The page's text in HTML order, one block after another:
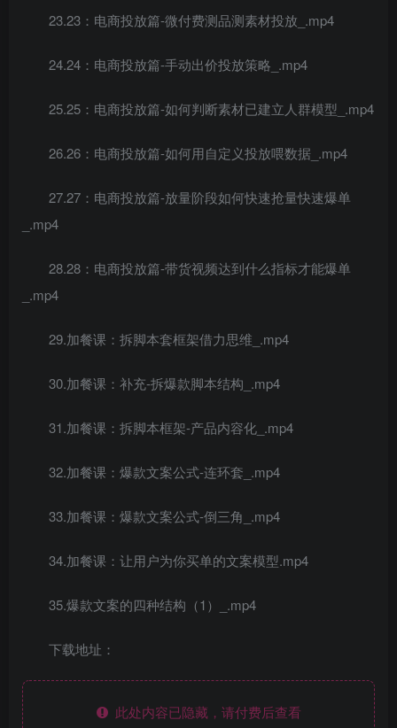
23.23：电商投放篇-微付费测品测素材投放_.mp4
24.24：电商投放篇-手动出价投放策略_.mp4
25.25：电商投放篇-如何判断素材已建立人群模型_.mp4
26.26：电商投放篇-如何用自定义投放喂数据_.mp4
27.27：电商投放篇-放量阶段如何快速抢量快速爆单
_.mp4
28.28：电商投放篇-带货视频达到什么指标才能爆单
_.mp4
29.加餐课：拆脚本套框架借力思维_.mp4
30.加餐课：补充-拆爆款脚本结构_.mp4
31.加餐课：拆脚本框架-产品内容化_.mp4
32.加餐课：爆款文案公式-连环套_.mp4
33.加餐课：爆款文案公式-倒三角_.mp4
34.加餐课：让用户为你买单的文案模型.mp4
35.爆款文案的四种结构（1）_.mp4
下载地址：
此处内容已隐藏，请付费后查看